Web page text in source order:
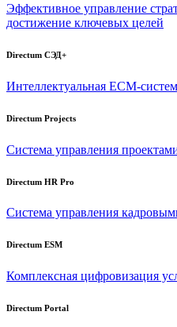
Эффективное управление
достижение ключевых целей
Directum СЭД+
Интеллектуальная ECM-
Directum Projects
Система управления
Directum HR Pro
Система управления
Directum ESM
Комплексная цифровизация
Directum Portal